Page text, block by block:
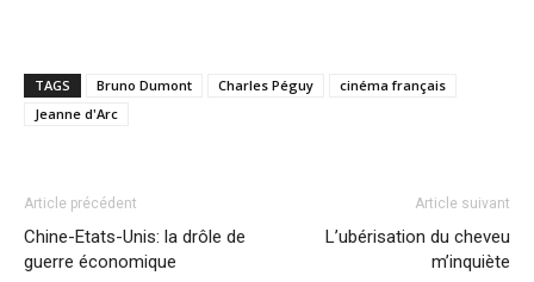
TAGS Bruno Dumont Charles Péguy
cinéma français
Jeanne d'Arc
Article précédent
Chine-Etats-Unis: la drôle de
guerre économique
Article suivant
L’ubérisation du cheveu
m’inquiète